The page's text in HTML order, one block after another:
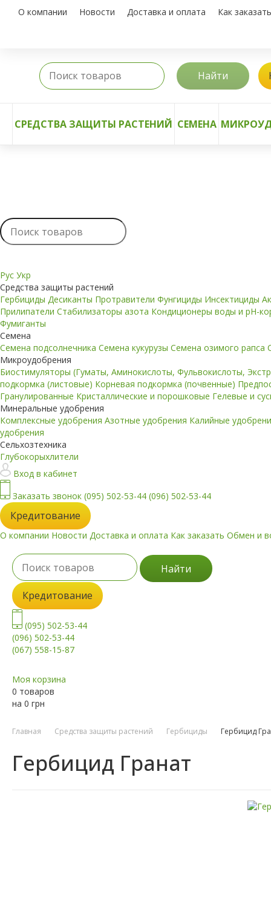
О компании Новости Доставка и оплата Как заказать
Найти
СРЕДСТВА ЗАЩИТЫ РАСТЕНИЙ СЕМЕНА
Рус Укр
Средства защиты растений
Гербициды Десиканты Протравители Фунгициды Инсектициды
Прилипатели Стабилизаторы азота Кондиционеры воды и pH-
Фумиганты
Семена
Семена подсолнечника Семена кукурузы Семена озимого рапса
Микроудобрения
Биостимуляторы (Гуматы, Аминокислоты, Фульвокислоты,
подкормка (листовые) Корневая подкормка (почвенные)
Гранулированные Кристаллические и порошковые Гелевые и
Минеральные удобрения
Комплексные удобрения Азотные удобрения Калийные
удобрения
Сельхозтехника
Глубокорыхлители
Вход в кабинет
Заказать звонок (095) 502-53-44 (096) 502-53-44
Кредитование
О компании Новости Доставка и оплата Как заказать Обмен и
Найти
Кредитование
(095) 502-53-44
(096) 502-53-44
(067) 558-15-87
Моя корзина
0 товаров
на 0 грн
Главная Средства защиты растений Гербициды Гербицид
Гербицид Гранат